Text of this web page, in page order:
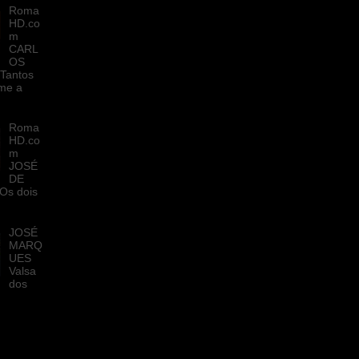
Roma
HD.co
m
CARL
OS
a
Roma
HD.co
m
JOSÉ
DE
dois
JOSÉ
MARQ
UES
Valsa
dos